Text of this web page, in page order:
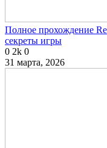
Полное прохождение
секреты игры
0 2k 0
31 марта, 2026